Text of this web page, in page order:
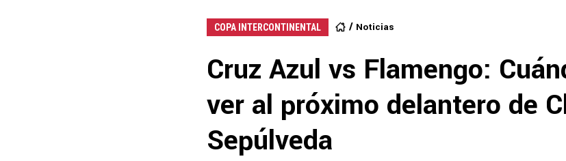
COPA INTERCONTINENTAL Noticias
Cruz Azul vs Flamengo:
ver al próximo delantero de
Sepúlveda